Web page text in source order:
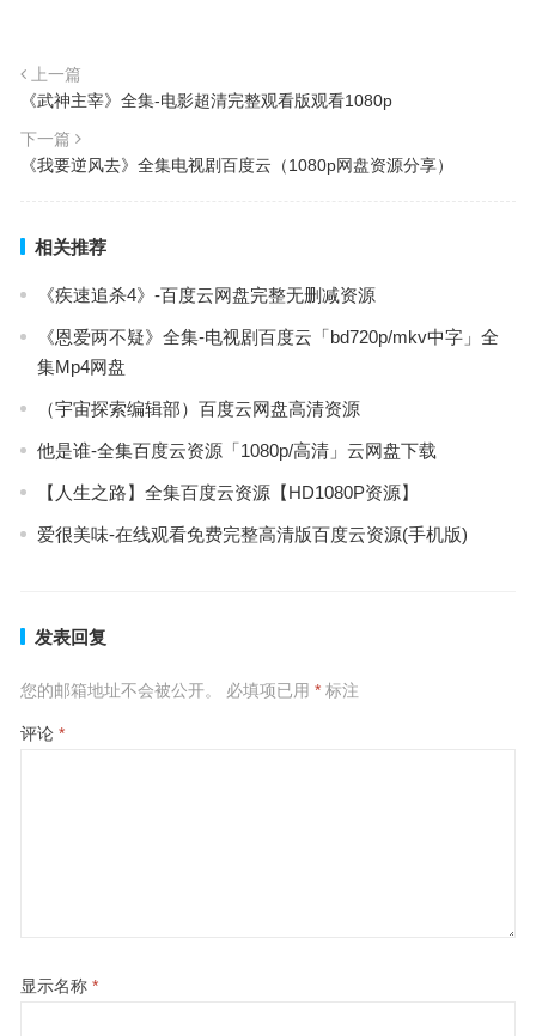
上一篇
《武神主宰》全集-电影超清完整观看版观看1080p
下一篇
《我要逆风去》全集电视剧百度云（1080p网盘资源分享）
相关推荐
《疾速追杀4》-百度云网盘完整无删减资源
《恩爱两不疑》全集-电视剧百度云「bd720p/mkv中字」全
集Mp4网盘
（宇宙探索编辑部）百度云网盘高清资源
他是谁-全集百度云资源「1080p/高清」云网盘下载
【人生之路】全集百度云资源【HD1080P资源】
爱很美味-在线观看免费完整高清版百度云资源(手机版)
发表回复
您的邮箱地址不会被公开。 必填项已用 *标注
评论 *
显示名称 *